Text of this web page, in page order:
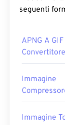
seguenti
APNG A GIF
Convertitore
Immagine
Immagine